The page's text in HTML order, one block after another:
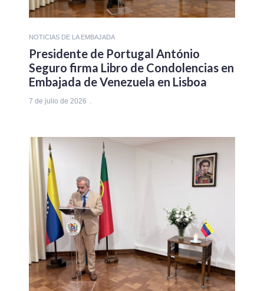
NOTICIAS DE LA EMBAJADA
Presidente de Portugal António
Seguro firma Libro de Condolencias en
Embajada de Venezuela en Lisboa
7 de julio de 2026